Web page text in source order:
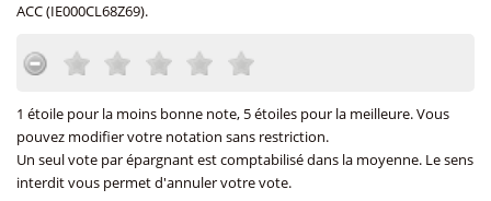
ACC (IE000CL68Z69).
1 étoile pour la moins bonne note, 5 étoiles pour la meilleure. Vous
pouvez modifier votre notation sans restriction.
Un seul vote par épargnant est comptabilisé dans la moyenne. Le sens
interdit vous permet d'annuler votre vote.